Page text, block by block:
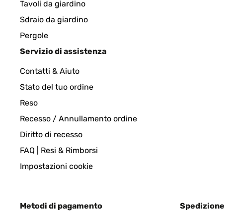
Amazon-Benutzer
Die Rahmen sehen gut aus, v.a. im Vergleich zu
und weich, was sich sehr gut fürs Holzbrennen eignet.
Amazon-Benutzer
Rahmen Gerne wieder
Amazon-Benutzer
Tavoli da giardino
Sdraio da giardino
Pergole
Servizio di assistenza
Contatti & Aiuto
Stato del tuo ordine
Reso
Recesso / Annullamento ordine
Diritto di recesso
FAQ | Resi & Rimborsi
Impostazioni cookie
Metodi di pagamento Spedizione